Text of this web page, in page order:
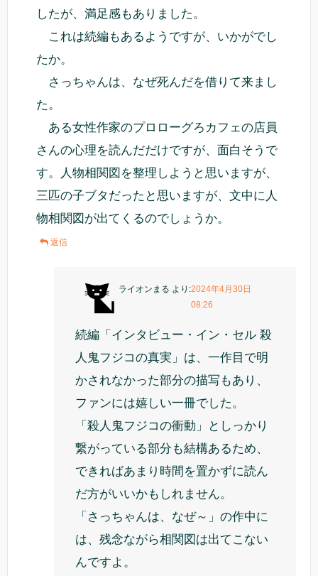
したが、満足感もありました。
これは続編もあるようですが、いかがでし
たか。
さっちゃんは、なぜ死んだを借りて来まし
た。
ある女性作家のプロローグろカフェの店員
さんの心理を読んだだけですが、面白そうで
す。人物相関図を整理しようと思いますが、
三匹の子ブタだったと思いますが、文中に人
物相関図が出てくるのでしょうか。
返信
ライオンまる より:2024年4月30日
08:26
続編「インタビュー・イン・セル 殺
人鬼フジコの真実」は、一作目で明
かされなかった部分の描写もあり、
ファンには嬉しい一冊でした。
「殺人鬼フジコの衝動」としっかり
繋がっている部分も結構あるため、
できればあまり時間を置かずに読ん
だ方がいいかもしれません。
「さっちゃんは、なぜ～」の作中に
は、残念ながら相関図は出てこない
んですよ。